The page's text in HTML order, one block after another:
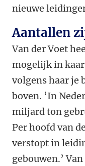
nieuwe
Aantallen
Van der Voet
mogelijk in
volgens haar je
boven. ‘In
miljard ton
Per hoofd van
verstopt in
gebouwen.’